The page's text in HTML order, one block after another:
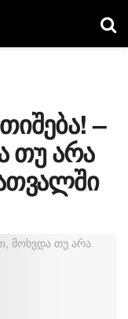
–
თუ არა